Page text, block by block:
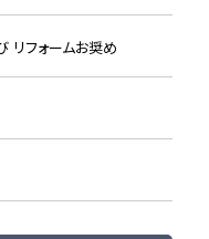
リフォームお奨め